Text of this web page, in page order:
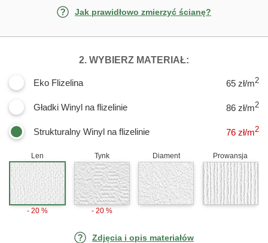
Jak prawidłowo zmierzyć ścianę?
2. WYBIERZ MATERIAŁ:
Eko Flizelina 65 zł/m2
Gładki Winyl na flizelinie 86 zł/m2
Strukturalny Winyl na flizelinie 76 zł/m2
Len
- 20 %
Tynk
- 20 %
Diament Prowansja
Zdjęcia i opis materiałów